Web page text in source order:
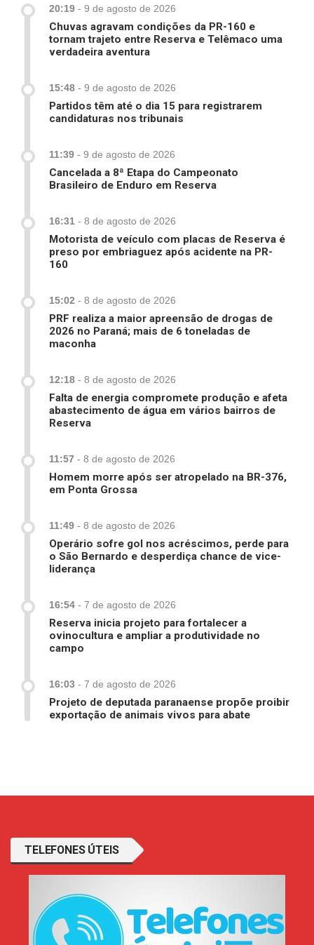
20:19 - 9 de agosto de 2026
Chuvas agravam condições da PR-160 e
tornam trajeto entre Reserva e Telêmaco uma
verdadeira aventura
15:48 - 9 de agosto de 2026
Partidos têm até o dia 15 para registrarem
candidaturas nos tribunais
11:39 - 9 de agosto de 2026
Cancelada a 8ª Etapa do Campeonato
Brasileiro de Enduro em Reserva
16:31 - 8 de agosto de 2026
Motorista de veículo com placas de Reserva é
preso por embriaguez após acidente na PR-
160
15:02 - 8 de agosto de 2026
PRF realiza a maior apreensão de drogas de
2026 no Paraná; mais de 6 toneladas de
maconha
12:18 - 8 de agosto de 2026
Falta de energia compromete produção e afeta
abastecimento de água em vários bairros de
Reserva
11:57 - 8 de agosto de 2026
Homem morre após ser atropelado na BR-376,
em Ponta Grossa
11:49 - 8 de agosto de 2026
Operário sofre gol nos acréscimos, perde para
o São Bernardo e desperdiça chance de vice-
liderança
16:54 - 7 de agosto de 2026
Reserva inicia projeto para fortalecer a
ovinocultura e ampliar a produtividade no
campo
16:03 - 7 de agosto de 2026
Projeto de deputada paranaense propõe proibir
exportação de animais vivos para abate
TELEFONES ÚTEIS